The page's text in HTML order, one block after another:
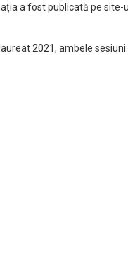
a fost publicată pe site-
2021, ambele sesiuni: